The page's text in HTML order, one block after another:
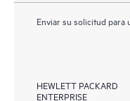
Enviar su solicitud para
HEWLETT PACKARD
ENTERPRISE